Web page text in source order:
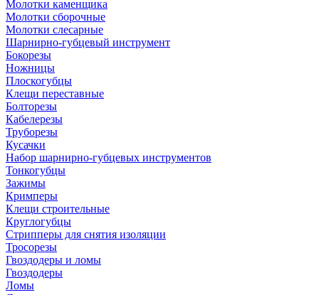
Молотки каменщика
Молотки сборочные
Молотки слесарные
Шарнирно-губцевый инструмент
Бокорезы
Ножницы
Плоскогубцы
Клещи переставные
Болторезы
Кабелерезы
Труборезы
Кусачки
Набор шарнирно-губцевых инструментов
Тонкогубцы
Зажимы
Кримперы
Клещи строительные
Круглогубцы
Стрипперы для снятия изоляции
Тросорезы
Гвоздодеры и ломы
Гвоздодеры
Ломы